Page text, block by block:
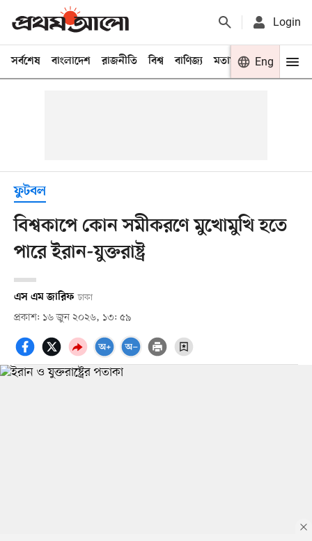
Login
সর্বশেষ বাংলাদেশ রাজনীতি বিশ্ব বাণিজ্য মতামত খেলা
Eng
ফুটবল
বিশ্বকাপে কোন সমীকরণে মুখোমুখি হতে
পারে ইরান-যুক্তরাষ্ট্র
এস এম জারিফ ঢাকা
প্রকাশ: ১৬ জুন ২০২৬, ১৩: ৫৯